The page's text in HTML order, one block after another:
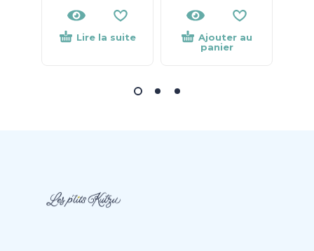
Lire la suite
Ajouter au
panier